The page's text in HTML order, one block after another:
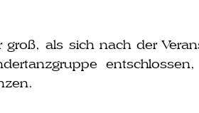
groß, als sich nach der